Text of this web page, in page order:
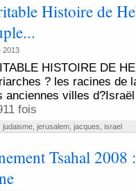
Histoire de
2013
HISTOIRE DE
? les racines de
anciennes villes
fois
judaisme, jerusalem, jacques israel
Tsahal